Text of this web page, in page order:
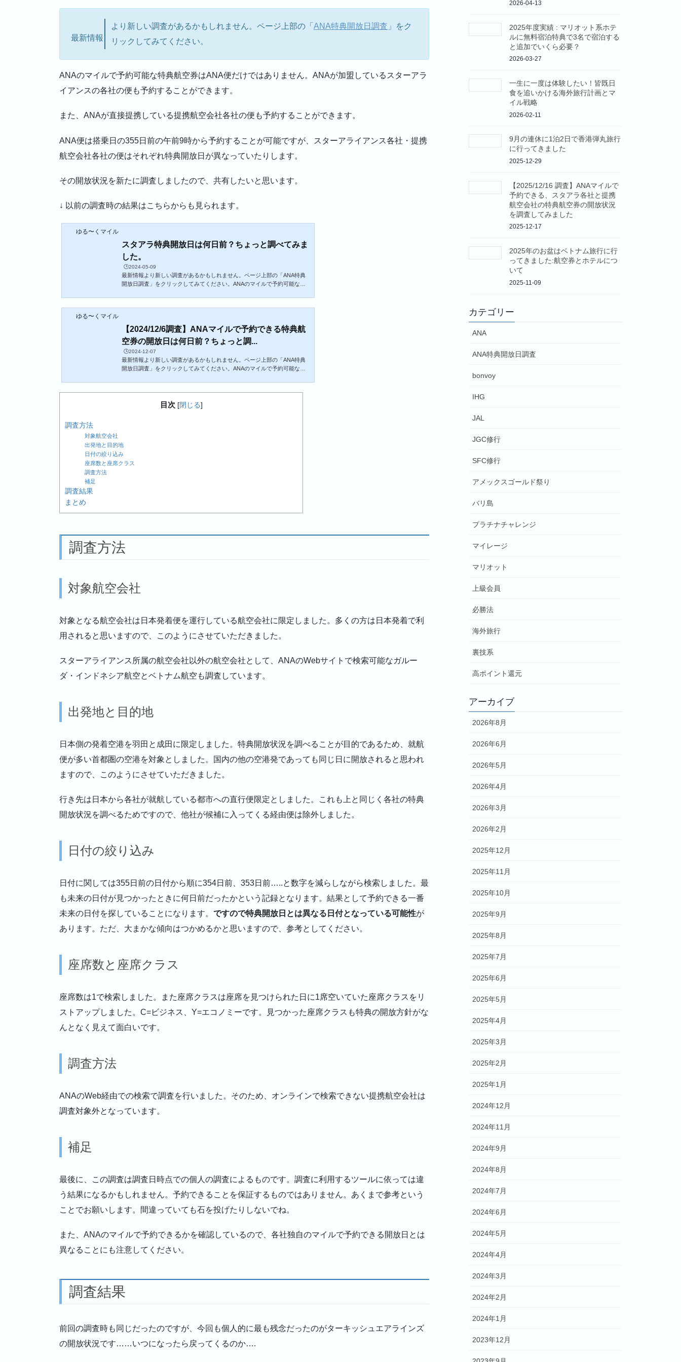
最新情報
より新しい調査があるかもしれません。ページ上部の「 ANA特典開放日調査 」をク
リックしてみてください。
ANAのマイルで予約可能な特典航空券はANA便だけではありません。ANAが加盟しているスターアラ
イアンスの各社の便も予約することができます。
また、ANAが直接提携している提携航空会社各社の便も予約することができます。
ANA便は搭乗日の355日前の午前9時から予約することが可能ですが、スターアライアンス各社・提携
航空会社各社の便はそれぞれ特典開放日が異なっていたりします。
その開放状況を新たに調査しましたので、共有したいと思います。
↓ 以前の調査時の結果はこちらからも見られます。
ゆる〜くマイル
スタアラ特典開放日は何日前？ちょっと調べてみま
した。
🕒️2024-05-09
最新情報より新しい調査があるかもしれません。ページ上部の「ANA特典
開放日調査」をクリックしてみてください。ANAのマイルで予約可能な特
午前9時から予約することが可能ですが、スターアライアンス各社の便は特
ですが、明確なアナウンスもされていないと思います。そこで、各社の予
ゆる〜くマイル
【2024/12/6調査】ANAマイルで予約できる特典航
空券の開放日は何日前？ちょっと調...
🕒️2024-12-07
最新情報より新しい調査があるかもしれません。ページ上部の「ANA特典
開放日調査」をクリックしてみてください。ANAのマイルで予約可能な特
いる提携航空会社各社の便も予約することができます。ANA便は搭乗日の3
55日前の午前9時から予約することが可能ですが、スターアライアンス各
目次 [閉じる]
調査方法
対象航空会社
出発地と目的地
日付の絞り込み
座席数と座席クラス
調査方法
補足
調査結果
まとめ
調査方法
対象航空会社
対象となる航空会社は日本発着便を運行している航空会社に限定しました。多くの方は日本発着で利
用されると思いますので、このようにさせていただきました。
スターアライアンス所属の航空会社以外の航空会社として、ANAのWebサイトで検索可能なガルー
ダ・インドネシア航空とベトナム航空も調査しています。
出発地と目的地
日本側の発着空港を羽田と成田に限定しました。特典開放状況を調べることが目的であるため、就航
便が多い首都圏の空港を対象としました。国内の他の空港発であっても同じ日に開放されると思われ
ますので、このようにさせていただきました。
行き先は日本から各社が就航している都市への直行便限定としました。これも上と同じく各社の特典
開放状況を調べるためですので、他社が候補に入ってくる経由便は除外しました。
日付の絞り込み
日付に関しては355日前の日付から順に354日前、353日前…..と数字を減らしながら検索しました。最
も未来の日付が見つかったときに何日前だったかという記録となります。結果として予約できる一番
未来の日付を探していることになります。 ですので特典開放日とは異なる日付となっている可能性が
あります。ただ、大まかな傾向はつかめるかと思いますので、参考としてください。
座席数と座席クラス
座席数は1で検索しました。また座席クラスは座席を見つけられた日に1席空いていた座席クラスをリ
ストアップしました。C=ビジネス、Y=エコノミーです。見つかった座席クラスも特典の開放方針がな
んとなく見えて面白いです。
調査方法
ANAのWeb経由での検索で調査を行いました。そのため、オンラインで検索できない提携航空会社は
調査対象外となっています。
補足
最後に、この調査は調査日時点での個人の調査によるものです。調査に利用するツールに依っては違
う結果になるかもしれません。予約できることを保証するものではありません。あくまで参考という
ことでお願いします。間違っていても石を投げたりしないでね。
また、ANAのマイルで予約できるかを確認しているので、各社独自のマイルで予約できる開放日とは
異なることにも注意してください。
調査結果
前回の調査時も同じだったのですが、今回も個人的に最も残念だったのがターキッシュエアラインズ
の開放状況です……いつになったら戻ってくるのか….
2026-04-13
2025年度実績 : マリオット系ホテ
ルに無料宿泊特典で3名で宿泊する
と追加でいくら必要？
2026-03-27
一生に一度は体験したい！皆既日
食を追いかける海外旅行計画とマ
イル戦略
2026-02-11
9月の連休に1泊2日で香港弾丸旅行
に行ってきました
2025-12-29
【2025/12/16 調査】ANAマイルで
予約できる、スタアラ各社と提携
航空会社の特典航空券の開放状況
を調査してみました
2025-12-17
2025年のお盆はベトナム旅行に行
ってきました:航空券とホテルにつ
いて
2025-11-09
カテゴリー
ANA
ANA特典開放日調査
bonvoy
IHG
JAL
JGC修行
SFC修行
アメックスゴールド祭り
バリ島
プラチナチャレンジ
マイレージ
マリオット
上級会員
必勝法
海外旅行
裏技系
高ポイント還元
アーカイブ
2026年8月
2026年6月
2026年5月
2026年4月
2026年3月
2026年2月
2025年12月
2025年11月
2025年10月
2025年9月
2025年8月
2025年7月
2025年6月
2025年5月
2025年4月
2025年3月
2025年2月
2025年1月
2024年12月
2024年11月
2024年9月
2024年8月
2024年7月
2024年6月
2024年5月
2024年4月
2024年3月
2024年2月
2024年1月
2023年12月